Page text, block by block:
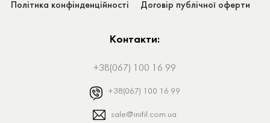
Політика конфінденційності Договір публічної оферти
Контакти:
+38(067) 100 16 99
+38(067) 100 16 99
sale@inifil.com.ua